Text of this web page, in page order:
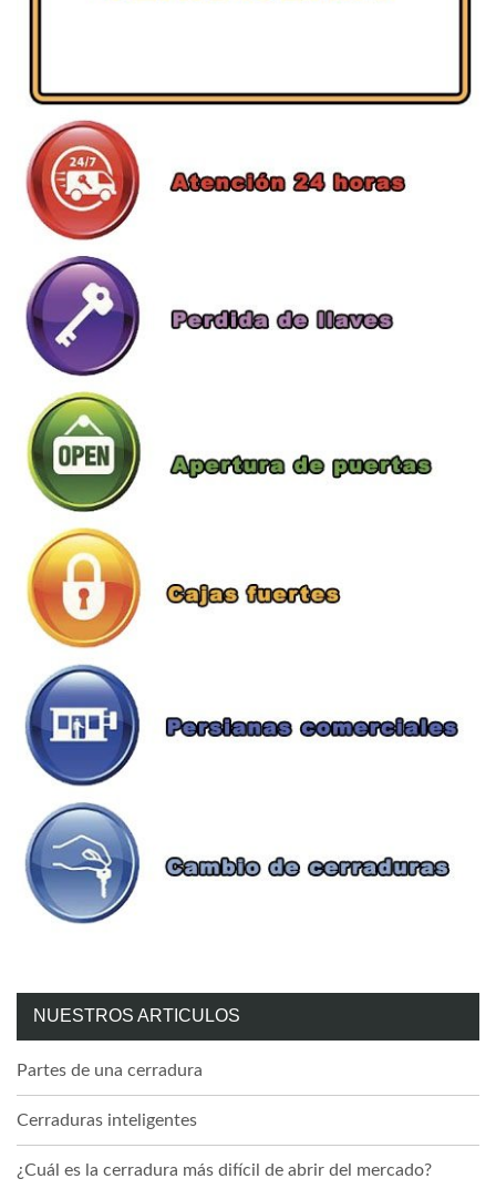
NUESTROS ARTICULOS
Partes de una cerradura
Cerraduras inteligentes
¿Cuál es la cerradura más difícil de abrir del mercado?